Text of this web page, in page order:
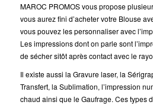
MAROC PROMOS vous propose
vous aurez fini d’acheter votre Blouse
vous pouvez les personnaliser avec
Les impressions dont on parle sont
de sécher sitôt après contact avec le
Il existe aussi la Gravure laser, la
Transfert, la Sublimation, l’impression
chaud ainsi que le Gaufrage. Ces types